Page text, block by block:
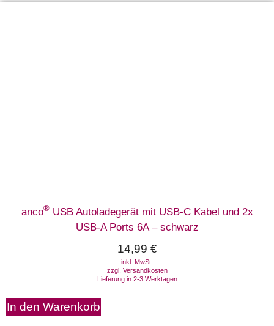
anco®USB Autoladegerät mit USB-C Kabel und 2x
USB-A Ports 6A – schwarz
14,99 €
inkl. MwSt.
zzgl. Versandkosten
Lieferung in 2-3 Werktagen
In den Warenkorb